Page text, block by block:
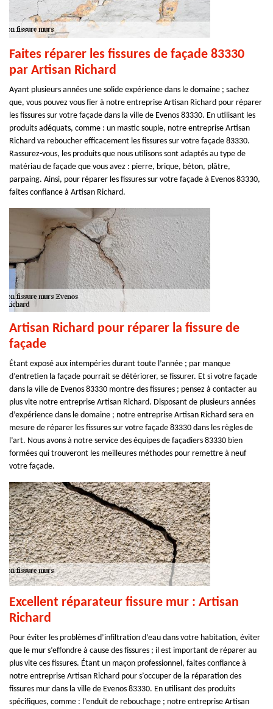
Faites réparer les fissures de façade 83330
par Artisan Richard
Ayant plusieurs années une solide expérience dans le domaine ; sachez
que, vous pouvez vous fier à notre entreprise Artisan Richard pour réparer
les fissures sur votre façade dans la ville de Evenos 83330. En utilisant les
produits adéquats, comme : un mastic souple, notre entreprise Artisan
Richard va reboucher efficacement les fissures sur votre façade 83330.
Rassurez-vous, les produits que nous utilisons sont adaptés au type de
matériau de façade que vous avez : pierre, brique, béton, plâtre,
parpaing. Ainsi, pour réparer les fissures sur votre façade à Evenos 83330,
faites confiance à Artisan Richard.
Artisan Richard pour réparer la fissure de
façade
Étant exposé aux intempéries durant toute l’année ; par manque
d’entretien la façade pourrait se détériorer, se fissurer. Et si votre façade
dans la ville de Evenos 83330 montre des fissures ; pensez à contacter au
plus vite notre entreprise Artisan Richard. Disposant de plusieurs années
d’expérience dans le domaine ; notre entreprise Artisan Richard sera en
mesure de réparer les fissures sur votre façade 83330 dans les règles de
l’art. Nous avons à notre service des équipes de façadiers 83330 bien
formées qui trouveront les meilleures méthodes pour remettre à neuf
votre façade.
Excellent réparateur fissure mur : Artisan
Richard
Pour éviter les problèmes d’infiltration d’eau dans votre habitation, éviter
que le mur s’effondre à cause des fissures ; il est important de réparer au
plus vite ces fissures. Étant un maçon professionnel, faites confiance à
notre entreprise Artisan Richard pour s’occuper de la réparation des
fissures mur dans la ville de Evenos 83330. En utilisant des produits
spécifiques, comme : l’enduit de rebouchage ; notre entreprise Artisan